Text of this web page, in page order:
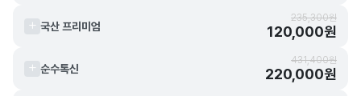
국산 프리미엄
235,300원
120,000원
순수톡신
431,400원
220,000원